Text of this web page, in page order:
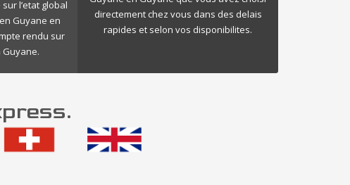
l’etat global
Guyane en
rendu sur
directement chez vous dans des delais
rapides et selon vos disponibilites.